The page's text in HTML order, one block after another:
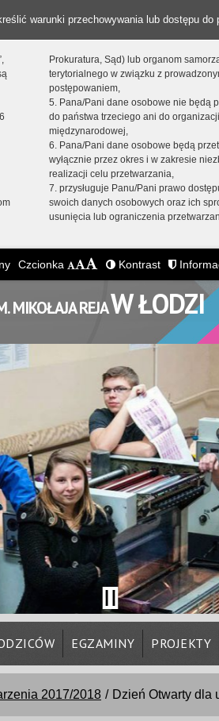
warunki przechowywania lub dostępu do
Prokuratura, Sąd) lub organom
terytorialnego w związku z
postępowaniem,
5. Pana/Pani dane osobowe nie będą
do państwa trzeciego ani do organizacji
międzynarodowej,
6. Pana/Pani dane osobowe będą
wyłącznie przez okres i w zakresie
realizacji celu przetwarzania,
7. przysługuje Panu/Pani prawo
swoich danych osobowych oraz ich
usunięcia lub ograniczenia
Czcionka Kontrast
MIKOŁAJA REJAW ŁODZI
EGZAMINY PROJEKTY
2017/2018 Dzień Otwarty dla